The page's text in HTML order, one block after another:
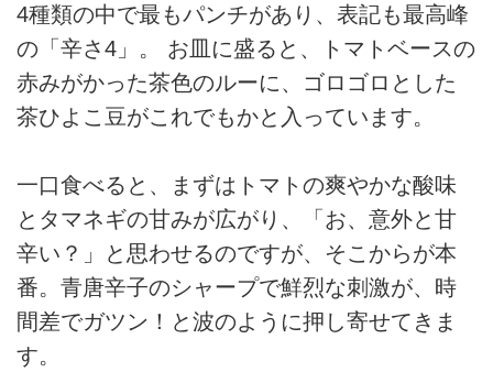
4種類の中で最もパンチがあり、表記も最高峰
の「辛さ4」。 お皿に盛ると、トマトベースの
赤みがかった茶色のルーに、ゴロゴロとした
茶ひよこ豆がこれでもかと入っています。
一口食べると、まずはトマトの爽やかな酸味
とタマネギの甘みが広がり、「お、意外と甘
辛い？」と思わせるのですが、そこからが本
番。青唐辛子のシャープで鮮烈な刺激が、時
間差でガツン！と波のように押し寄せてきま
す。